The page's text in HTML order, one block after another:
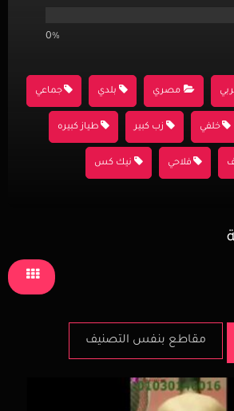
0%
مصري بلدي جماعي
خلفي زب كبير طياز كبيره
فلاحي نيك كس
مقاطع بنفس التصنيف